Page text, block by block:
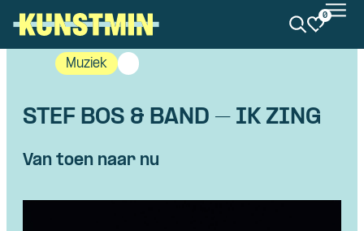
0
Muziek
STEF BOS & BAND – IK ZING
Van toen naar nu